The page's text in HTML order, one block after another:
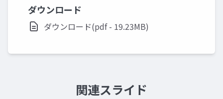
ダウンロード
ダウンロード(pdf - 19.23MB)
関連スライド